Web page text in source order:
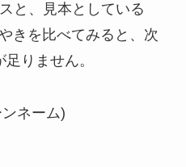
と、見本としている
きを比べてみると、次
りません。
ネーム)